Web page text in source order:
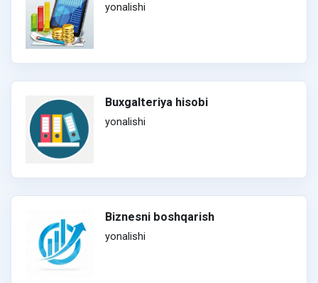
yonalishi
Buxgalteriya hisobi
yonalishi
Biznesni boshqarish
yonalishi